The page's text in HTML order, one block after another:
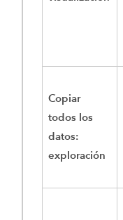
Copiar
todos los
datos:
exploración